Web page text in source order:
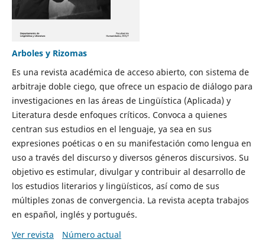
Arboles y Rizomas
Es una revista académica de acceso abierto, con sistema de
arbitraje doble ciego, que ofrece un espacio de diálogo para
investigaciones en las áreas de Lingüística (Aplicada) y
Literatura desde enfoques críticos. Convoca a quienes
centran sus estudios en el lenguaje, ya sea en sus
expresiones poéticas o en su manifestación como lengua en
uso a través del discurso y diversos géneros discursivos. Su
objetivo es estimular, divulgar y contribuir al desarrollo de
los estudios literarios y lingüísticos, así como de sus
múltiples zonas de convergencia. La revista acepta trabajos
en español, inglés y portugués.
Ver revista
Número actual